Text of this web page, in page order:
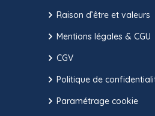
Raison d’être et valeurs
Mentions légales & CGU
CGV
Politique de
Paramétrage cookie